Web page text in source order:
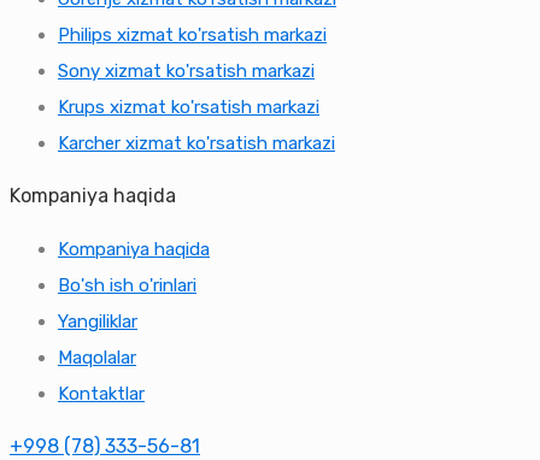
Philips xizmat ko'rsatish markazi
Sony xizmat ko'rsatish markazi
Krups xizmat ko'rsatish markazi
Karcher xizmat ko'rsatish markazi
Kompaniya haqida
Kompaniya haqida
Bo'sh ish o'rinlari
Yangiliklar
Maqolalar
Kontaktlar
+998 (78) 333-56-81